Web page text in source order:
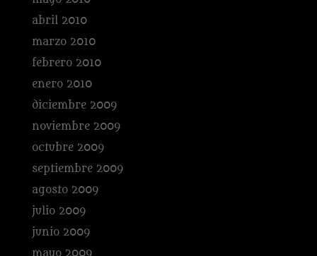
abril 2010
marzo 2010
febrero 2010
enero 2010
diciembre 2009
noviembre 2009
octubre 2009
septiembre 2009
agosto 2009
julio 2009
junio 2009